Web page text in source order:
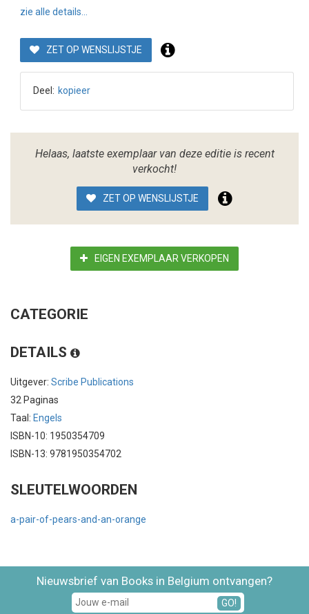
zie alle details...
ZET OP WENSLIJSTJE
Deel: kopieer
Helaas, laatste exemplaar van deze editie is recent
verkocht!
ZET OP WENSLIJSTJE
EIGEN EXEMPLAAR VERKOPEN
CATEGORIE
DETAILS
Uitgever: Scribe Publications
32 Paginas
Taal: Engels
ISBN-10: 1950354709
ISBN-13: 9781950354702
SLEUTELWOORDEN
a-pair-of-pears-and-an-orange
Nieuwsbrief van Books in Belgium ontvangen?
GO!